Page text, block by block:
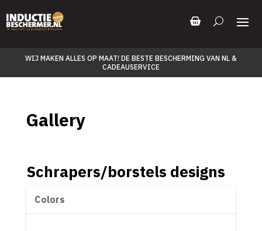
WIJ MAKEN ALLES OP MAAT! DE BESTE BESCHERMING VAN NL &
CADEAUSERVICE
Gallery
Schrapers/borstels designs
Colors